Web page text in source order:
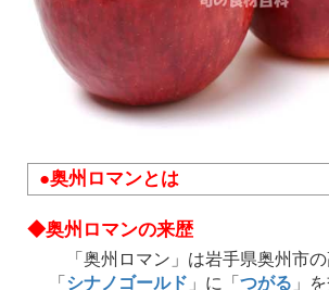
●奥州ロマンとは
◆奥州ロマンの来歴
「奥州ロマン」は岩手県奥州市
「 シナノゴールド 」に「 つがる 」